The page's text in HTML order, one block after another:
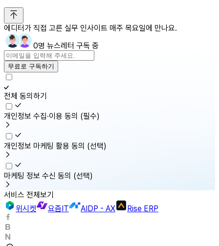
에디터가 직접 고른 실무 인사이트 매주 목요일에 만나요.
0명 뉴스레터 구독 중
무료로 구독하기
전체 동의하기
개인정보 수집·이용 동의 (필수)
개인정보 마케팅 활용 동의 (선택)
마케팅 정보 수신 동의 (선택)
서비스 전체보기
위시켓
요즘IT AIDP - AX Rise ERP